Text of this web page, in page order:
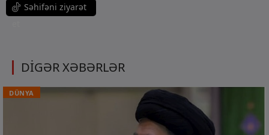
Səhifəni ziyarət
DİGƏR XƏBƏRLƏR
DÜNYA